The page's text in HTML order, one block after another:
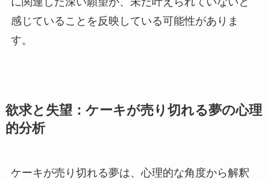
感じていることを反映している可能性がありま
す。
欲求と失望：ケーキが売り切れる夢の心理
的分析
ケーキが売り切れる夢は、心理的な角度から解釈